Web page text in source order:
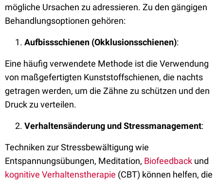
mögliche Ursachen zu adressieren. Zu den gängigen
Behandlungsoptionen gehören:
Aufbissschienen (Okklusionsschienen):
Eine häufig verwendete Methode ist die Verwendung
von maßgefertigten Kunststoffschienen, die nachts
getragen werden, um die Zähne zu schützen und den
Druck zu verteilen.
Verhaltensänderung und Stressmanagement:
Techniken zur Stressbewältigung wie
Entspannungsübungen, Meditation, Biofeedback und
kognitive Verhaltenstherapie (CBT) können helfen, die